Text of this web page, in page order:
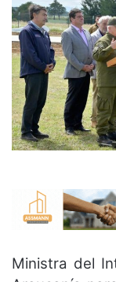
Ministra del